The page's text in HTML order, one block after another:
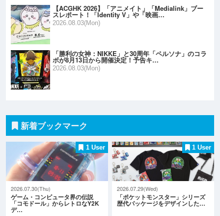
【ACGHK 2026】「アニメイト」「Medialink」ブー
スレポート！「Identity V」や「映画…
2026.08.03(Mon)
「勝利の女神：NIKKE」と30周年「ペルソナ」のコラ
ボが8月13日から開催決定！予告キ…
2026.08.03(Mon)
新着ブックマーク
1 User
2026.07.30(Thu)
ゲーム・コンピュータ界の伝説
「コモドール」からレトロなY2K
デ…
1 User
2026.07.29(Wed)
「ポケットモンスター」シリーズ
歴代パッケージをデザインした…